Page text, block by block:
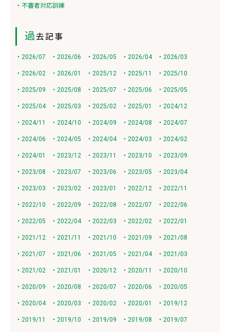
・不審者対応訓練
過去記事
・2026/07 ・2026/06 ・2026/05 ・2026/04 ・2026/03
・2026/02 ・2026/01 ・2025/12 ・2025/11 ・2025/10
・2025/09 ・2025/08 ・2025/07 ・2025/06 ・2025/05
・2025/04 ・2025/03 ・2025/02 ・2025/01 ・2024/12
・2024/11 ・2024/10 ・2024/09 ・2024/08 ・2024/07
・2024/06 ・2024/05 ・2024/04 ・2024/03 ・2024/02
・2024/01 ・2023/12 ・2023/11 ・2023/10 ・2023/09
・2023/08 ・2023/07 ・2023/06 ・2023/05 ・2023/04
・2023/03 ・2023/02 ・2023/01 ・2022/12 ・2022/11
・2022/10 ・2022/09 ・2022/08 ・2022/07 ・2022/06
・2022/05 ・2022/04 ・2022/03 ・2022/02 ・2022/01
・2021/12 ・2021/11 ・2021/10 ・2021/09 ・2021/08
・2021/07 ・2021/06 ・2021/05 ・2021/04 ・2021/03
・2021/02 ・2021/01 ・2020/12 ・2020/11 ・2020/10
・2020/09 ・2020/08 ・2020/07 ・2020/06 ・2020/05
・2020/04 ・2020/03 ・2020/02 ・2020/01 ・2019/12
・2019/11 ・2019/10 ・2019/09 ・2019/08 ・2019/07